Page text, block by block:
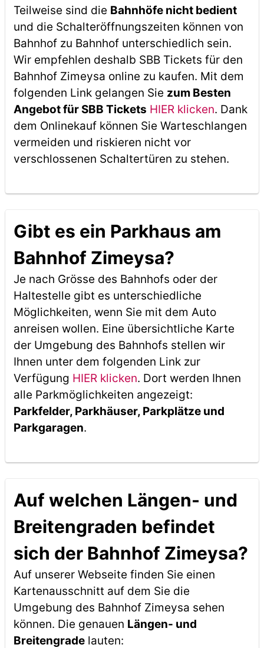
Teilweise sind die Bahnhöfe nicht bedient
und die Schalteröffnungszeiten können von
Bahnhof zu Bahnhof unterschiedlich sein.
Wir empfehlen deshalb SBB Tickets für den
Bahnhof Zimeysa online zu kaufen. Mit dem
folgenden Link gelangen Sie zum Besten
Angebot für SBB Tickets HIER klicken. Dank
dem Onlinekauf können Sie Warteschlangen
vermeiden und riskieren nicht vor
verschlossenen Schaltertüren zu stehen.
Gibt es ein Parkhaus am
Bahnhof Zimeysa?
Je nach Grösse des Bahnhofs oder der
Haltestelle gibt es unterschiedliche
Möglichkeiten, wenn Sie mit dem Auto
anreisen wollen. Eine übersichtliche Karte
der Umgebung des Bahnhofs stellen wir
Ihnen unter dem folgenden Link zur
Verfügung HIER klicken. Dort werden Ihnen
alle Parkmöglichkeiten angezeigt:
Parkfelder, Parkhäuser, Parkplätze und
Parkgaragen.
Auf welchen Längen- und
Breitengraden befindet
sich der Bahnhof Zimeysa?
Auf unserer Webseite finden Sie einen
Kartenausschnitt auf dem Sie die
Umgebung des Bahnhof Zimeysa sehen
können. Die genauen Längen- und
Breitengradelauten: